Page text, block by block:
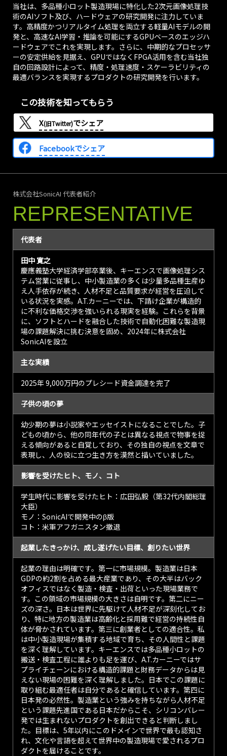
当社は、多品種小ロット製造現場に特化した2次元画像処理技
術のAIソフト及び、ハードウェアの研究開発に注力していま
す。高精度かつリアルタイム処理を両立する軽量AIモデルの開
発と、高速なAI学習・推論を可能にするGPUベースのエッジハ
ードウェアでこれを実現します。さらに、中期的なプロセッサ
ーの安定供給を見据え、GPUではなくFPGA活用を含む当社独
自の回路設計によって、精度・処理速度・スケーラビリティの
最適バランスを実現するプロダクトの研究開発を行います。
この技術を知ってもらう
X(旧Twitter)でシェア
Facebookでシェア
株式会社SonicAI 代表者紹介
REPRESENTATIVE
代表者
田中 寛之
慶應義塾大学経済学部卒業後、キーエンスで画像処理シス
テム営業に従事し、中小製造業の多くは少量多品種生産ゆ
え人手依存が続き、人材不足と品質要求が経営を圧迫して
いる状況を実感。A.T.カーニーでは、下請け企業が構造的
に不利な価格交渉を強いられる現実を経験。これらを背景
に、ソフトとハードを融合した技術で自動化困難な製造現
場の課題解決に挑む決意を固め、2024年に株式会社
SonicAIを設立
主な実績
2025年 9,000万円のプレシード資金調達を完了
子供の頃の夢
幼少期の夢は小説家やエッセイストになることでした。子
どもの頃から、他の同年代の子とは異なる視点で物事を捉
える傾向があると自覚しており、その独自の視点を文章で
表現し、人の役に立つ生き方を漠然と描いていました。
影響を受けたヒト、モノ、コト
学生時代に影響を受けたヒト：広田弘毅（第32代内閣総理
大臣）
モノ：SonicAIで開発中のβ版
コト：米軍アフガニスタン撤退
起業したきっかけ、成し遂げたい目標、創りたい世界
起業の理由は明確です。第一に市場規模。製造業は日本
GDPの約2割を占める最大産業であり、その大半はバック
オフィスではなく製造・検査・出荷といった現場業務で
す。この領域の市場規模の大きさは自明です。第二にニー
ズの深さ。日本は世界に先駆けて人材不足が深刻化してお
り、特に地方の製造業は高齢化と採用難で経営の持続性自
体が脅かされています。第三に創業者としての適合性。私
は中小製造現場が集積する地域で育ち、その人間性と課題
を深く理解しています。キーエンスでは多品種小ロットの
搬送・検査工程に誰よりも足を運び、A.T.カーニーではサ
プライチェーンにおける構造的課題と財務データからは見
えない現場の困難を深く理解しました。日本でこの課題に
取り組む最適任者は自分であると確信しています。第四に
日本発の必然性。製造業という強みを持ちながら人材不足
という課題先進国である日本だからこそ、シリコンバレー
発では生まれないプロダクトを創出できると判断しまし
た。目標は、5年以内にこのドメインで世界で最も認知さ
れ、文化や言語を超えて世界中の製造現場で愛されるプロ
ダクトを届けることです。